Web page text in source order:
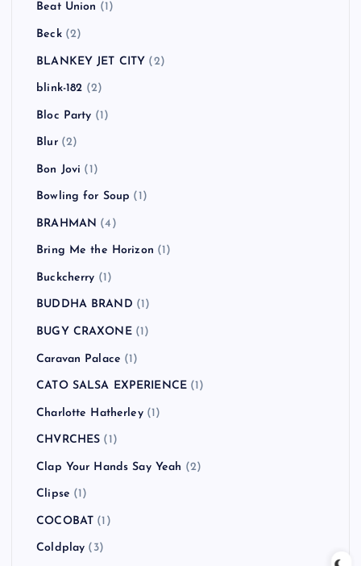
Beat Union (1)
Beck(2)
BLANKEY JET CITY (2)
blink-182 (2)
Bloc Party (1)
Blur(2)
Bon Jovi (1)
Bowling for Soup (1)
BRAHMAN (4)
Bring Me the Horizon (1)
Buckcherry (1)
BUDDHA BRAND (1)
BUGY CRAXONE(1)
Caravan Palace (1)
CATO SALSA EXPERIENCE (1)
Charlotte Hatherley(1)
CHVRCHES (1)
Clap Your Hands Say Yeah (2)
Clipse (1)
COCOBAT (1)
Coldplay (3)